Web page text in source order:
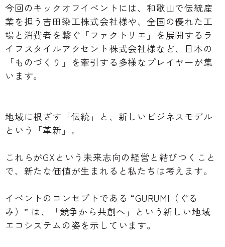
今回のキックオフイベントには、和歌山で伝統産
業を担う吉田染工株式会社様や、全国の優れた工
場と消費者を繋ぐ「ファクトリエ」を展開するラ
イフスタイルアクセント株式会社様など、日本の
「ものづくり」を牽引する多様なプレイヤーが集
います。
地域に根ざす「伝統」と、新しいビジネスモデル
という「革新」。
これらがGXという未来志向の経営と結びつくこと
で、新たな価値が生まれると私たちは考えます。
イベントのコンセプトである “GURUMI（ぐる
み）” は、「競争から共創へ」という新しい地域
エコシステムの姿を示しています。